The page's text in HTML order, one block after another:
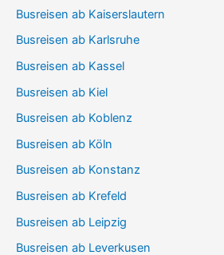
Busreisen ab Kaiserslautern
Busreisen ab Karlsruhe
Busreisen ab Kassel
Busreisen ab Kiel
Busreisen ab Koblenz
Busreisen ab Köln
Busreisen ab Konstanz
Busreisen ab Krefeld
Busreisen ab Leipzig
Busreisen ab Leverkusen